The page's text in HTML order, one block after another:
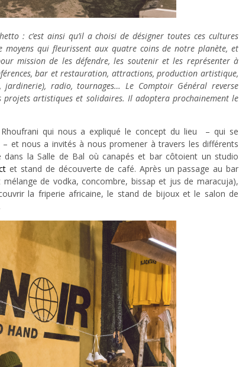
: c’est ainsi qu’il a choisi de désigner toutes ces cultures
moyens qui fleurissent aux quatre coins de notre planète, et
mission de les défendre, les soutenir et les représenter à
bar et restauration, attractions, production artistique,
radio, tournages… Le Comptoir Général reverse
projets artistiques et solidaires. Il adoptera prochainement le
qui nous a expliqué le concept du lieu – qui se
et nous a invités à nous promener à travers les différents
dans la Salle de Bal où canapés et bar côtoient un studio
et stand de découverte de café. Après un passage au bar
de vodka, concombre, bissap et jus de maracuja),
la friperie africaine, le stand de bijoux et le salon de